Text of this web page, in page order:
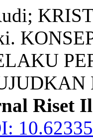
Riset